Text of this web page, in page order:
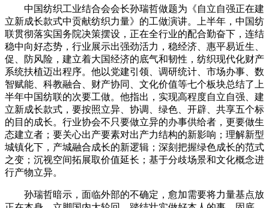
中国纺织工业结合会会长孙瑞哲做题为《自立自强正在建
立新成长款式中贡献纺织力量》的工做演讲。上半年，中国纺
联贯彻落实国务院决策摆设，正在全行业的配合勤奋下，连结
稳中向好态势，行业展示出强劲活力，稳经济、惠平易近生、
促、防风险，建立着大国经济的底气和韧性，纺织现代化财产
系统扶植迈出程序。他以党建引领、调研统计、市场办事、数
智赋能、科教融合、财产协同、文化价值等七个板块总结了上
半年中国纺联的次要工做。他指出，实现高程度自立自强、建
立新成长款式，要按照立异、协调、绿色、开辟、共享五个标
的目的成长。行业协会不只要做立异的办事供给者，更要做生
态建立者；要关心出产要素对出产力结构的新影响；理解新型
城镇化下，产城融合成长的新逻辑；深刻把握绿色成长的范式
之变；沉视空间拓展取价值延长；基于分歧场景和文化概念进
行产物立异。
孙瑞哲暗示，面临外部的不确定，愈加需要将力量基点放